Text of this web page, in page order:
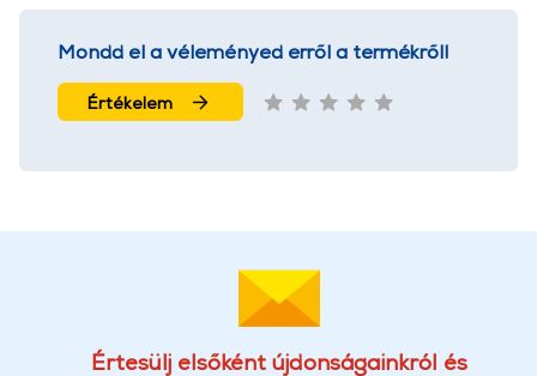
Mondd el a véleményed erről a termékről!
Értékelem
Értesülj elsőként újdonságainkról és